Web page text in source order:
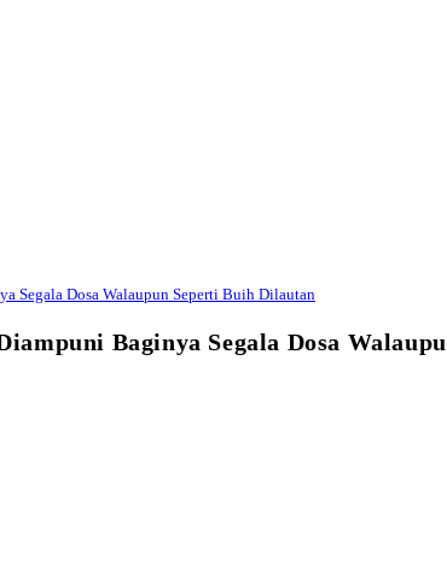
Segala Dosa Walaupun Seperti Buih Dilautan
Baginya Segala Dosa